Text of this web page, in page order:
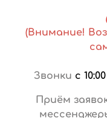
(Внимание!
Звонки с
Приём